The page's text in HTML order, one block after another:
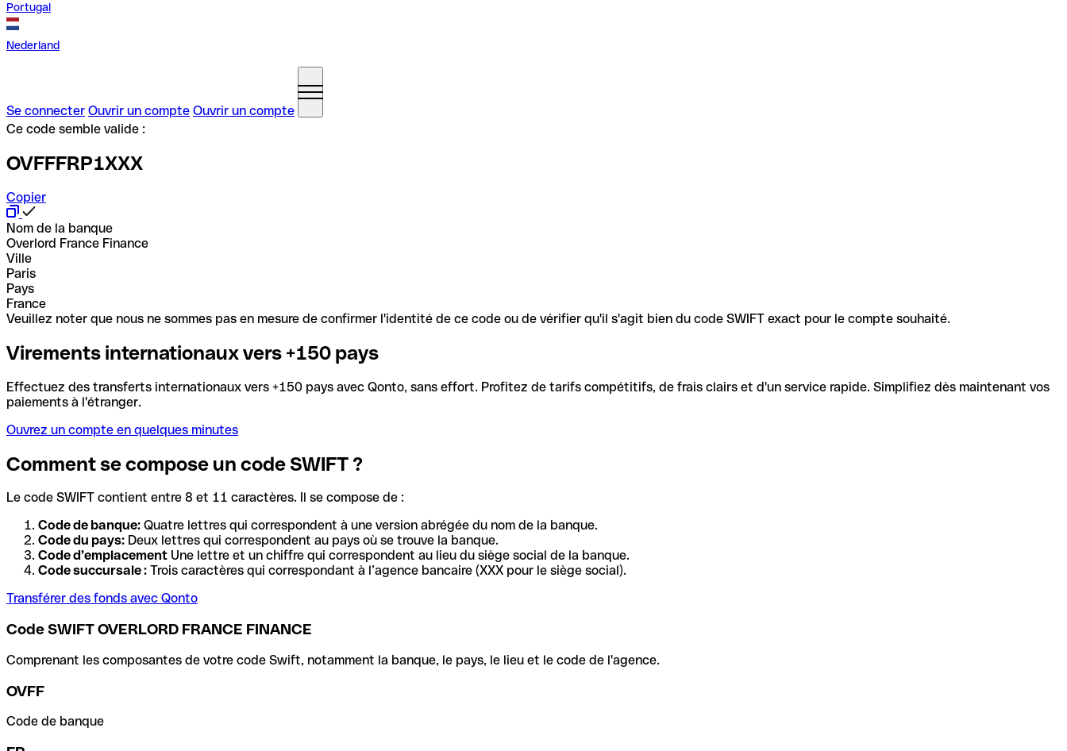
Portugal
Nederland
Se connecter Ouvrir un compte Ouvrir un compte
Ce code semble valide :
OVFFFRP1XXX
Copier
Nom de la banque
Overlord France Finance
Ville
Paris
Pays
France
Veuillez noter que nous ne sommes pas en mesure de confirmer l'identité de ce code ou de vérifier qu'il s'agit bien du code SWIFT exact pour le compte souhaité.
Virements internationaux vers +150 pays
Effectuez des transferts internationaux vers +150 pays avec Qonto, sans effort. Profitez de tarifs compétitifs, de frais clairs et d'un service rapide. Simplifiez dès maintenant vos
paiements à l'étranger.
Ouvrez un compte en quelques minutes
Comment se compose un code SWIFT ?
Le code SWIFT contient entre 8 et 11 caractères. Il se compose de :
Code de banque: Quatre lettres qui correspondent à une version abrégée du nom de la banque.
Code du pays: Deux lettres qui correspondent au pays où se trouve la banque.
Code d’emplacement Une lettre et un chiffre qui correspondent au lieu du siège social de la banque.
Code succursale : Trois caractères qui correspondant à l’agence bancaire (XXX pour le siège social).
Transférer des fonds avec Qonto
Code SWIFT OVERLORD FRANCE FINANCE
Comprenant les composantes de votre code Swift, notamment la banque, le pays, le lieu et le code de l'agence.
OVFF
Code de banque